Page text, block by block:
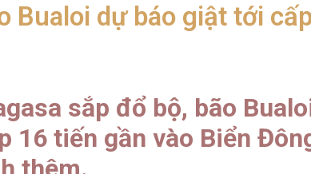
Bualoi dự báo giật tới
sắp đổ bộ, bão
16 tiến gần vào Biển